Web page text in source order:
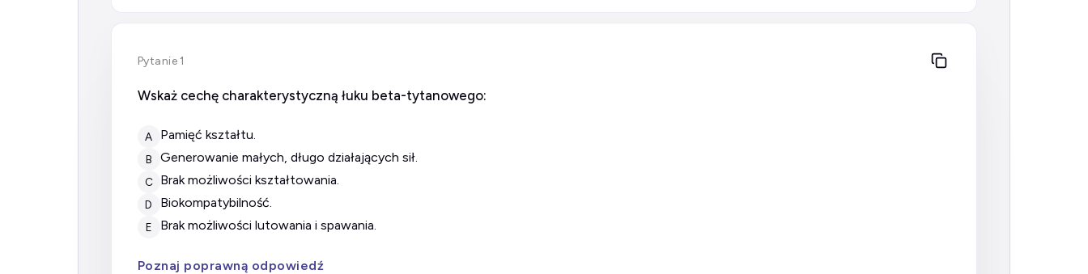
Pytanie 1
Wskaż cechę charakterystyczną łuku beta-tytanowego:
A pamięć kształtu.
B generowanie małych, długo działających sił.
C brak możliwości kształtowania.
D biokompatybilność.
E brak możliwości lutowania i spawania.
Poznaj poprawną odpowiedź